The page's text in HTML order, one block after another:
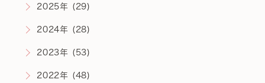
2025年 (29)
2024年 (28)
2023年 (53)
2022年 (48)